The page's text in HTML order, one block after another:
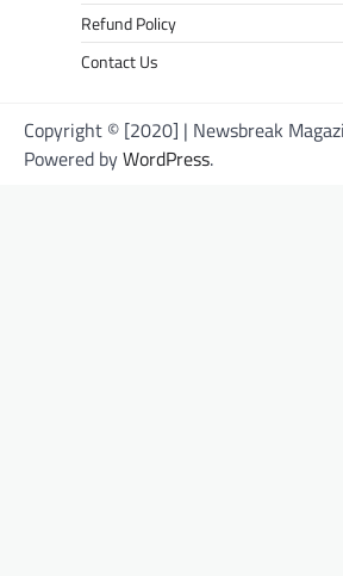
Refund Policy
Contact Us
Copyright © [2020] | Newsbreak
Powered byWordPress.